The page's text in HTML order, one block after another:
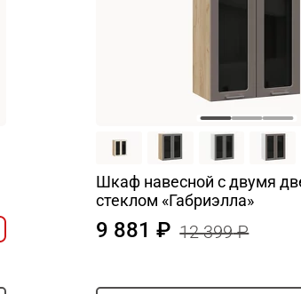
Шкаф навесной c двумя
стеклом «Габриэлла»
9 881 12 399